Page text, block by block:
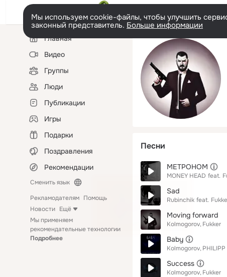
Мы используем cookie-файлы, чтобы улучшить
законный представитель. Больше информации
Левая
колонкаГлавная
Видео
Группы
Люди
Публикации
Игры
Подарки
Поздравления
Рекомендации
Сменить язык
Рекламодателям Помощь
Новости Ещё
Мы применяем
рекомендательные технологии
Подробнее
Песни
МЕТРОНОМ
MONEY HEAD feat.
Sad
Rubinchik feat.
Moving forward
Kolmogorov Fukker
Baby
Kolmogorov PHILIPP
Success
Kolmogorov Fukker